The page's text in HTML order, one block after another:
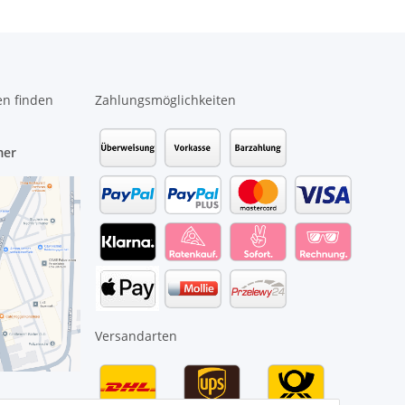
finden Zahlungsmöglichkeiten
Versandarten